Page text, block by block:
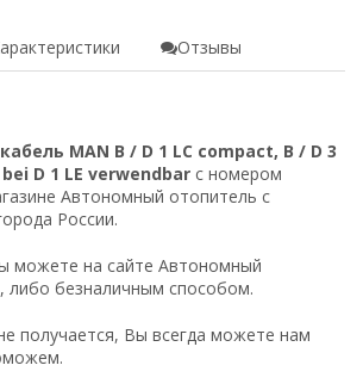
Отзывы
MAN B / D 1 LC compact, B / D 3
D 1 LE verwendbar с номером
Автономный отопитель с
России.
можете на сайте Автономный
либо безналичным способом.
получается, Вы всегда можете нам